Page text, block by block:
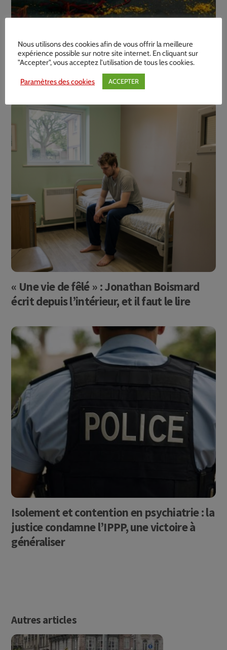
TDAH : un essai clinique place le safran
comme un traitement efficace contre le
TDAH (hyperactivité des enfants)
« Une vie de fêlé » : Jonathan Boismard
écrit depuis l’intérieur, et il faut le lire
Isolement et contention en psychiatrie : la
justice condamne l’IPPP, une victoire à
généraliser
Autres articles
Nous utilisons des cookies afin de vous offrir la meilleure
expérience possible sur notre site internet. En cliquant sur
"Accepter", vous acceptez l'utilisation de tous les cookies.
Paramètres des cookies ACCEPTER